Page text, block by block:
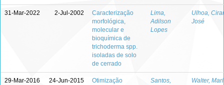
31-Mar-2022 2-Jul-2002
Caracterização
morfológica,
molecular e
bioquímica de
trichoderma spp.
isoladas de solo
de cerrado
Lima,
Adilson
Lopes
Ulhoa,
José
29-Mar-2016 24-Jun-2015
Otimização
Santos,
Walter,